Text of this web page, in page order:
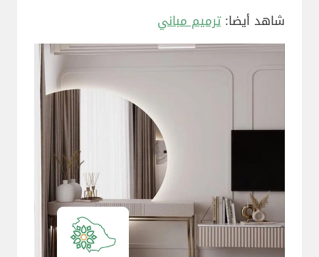
شاهد أيضا: ترميم مباني